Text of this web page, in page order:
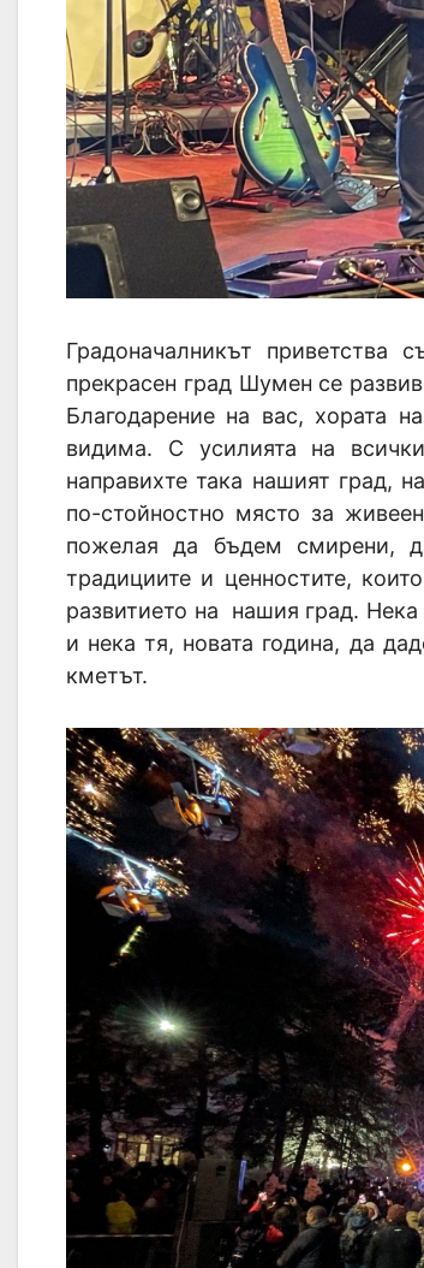
Градоначалникът
прекрасен град Шумен се
Благодарение на вас,
видима. С усилията на
направихте така нашият град,
по-стойностно място за
пожелая да бъдем смирени,
традициите и ценностите,
развитието на нашия град.
и нека тя, новата година, да
кметът.